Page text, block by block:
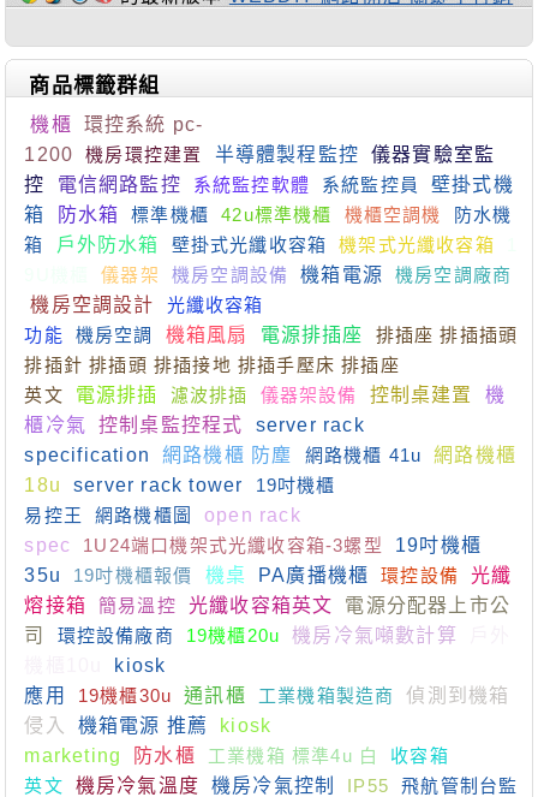
商品標籤群組
機櫃
環控系統 pc-
1200
機房環控建置 半導體製程監控
儀器實驗室監
控
電信網路監控 系統監控軟體 系統監控員
壁掛式機
箱
防水箱 標準機櫃 42u標準機櫃 機櫃空調機
防水機
箱
戶外防水箱 壁掛式光纖收容箱 機架式光纖收容箱
儀器架 機房空調設備 機箱電源
機房空調廠商
機房空調設計
光纖收容箱
功能
機房空調 機箱風扇 電源排插座
排插座 排插插頭
排插針 排插頭 排插接地 排插手壓床 排插座
英文
電源排插 濾波排插 儀器架設備 控制桌建置
機
櫃冷氣
控制桌監控程式
server rack
specification
網路機櫃 防塵 網路機櫃 41u
網路機櫃
18u
server rack tower
19吋機櫃
易控王
網路機櫃圖
open rack
spec
1U24端口機架式光纖收容箱-3螺型
19吋機櫃
35u
19吋機櫃報價 機桌 PA廣播機櫃 環控設備
光纖
熔接箱
簡易溫控 光纖收容箱英文
電源分配器上市公
司
環控設備廠商 19機櫃20u 機房冷氣噸數計算
kiosk
應用
19機櫃30u 通訊櫃 工業機箱製造商
偵測到機箱
侵入
機箱電源 推薦
kiosk
marketing
防水櫃 工業機箱 標準4u 白
收容箱
英文
機房冷氣溫度 機房冷氣控制 IP55 飛航管制台監